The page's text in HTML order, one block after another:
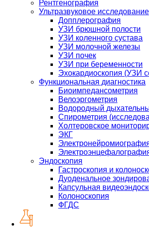
Рентгенография
Ультразвуковое исследование
Допплерография
УЗИ брюшной полости
УЗИ коленного сустава
УЗИ молочной железы
УЗИ почек
УЗИ при беременности
Эхокардиоскопия (УЗИ
Функциональная диагностика
Биоимпедансометрия
Велоэргометрия
Водородный
Спирометрия
Холтеровское
ЭКГ
Эндоскопия
Гастроскопия и
Дуоденальное
Капсульная
Колоноскопия
ФГДС